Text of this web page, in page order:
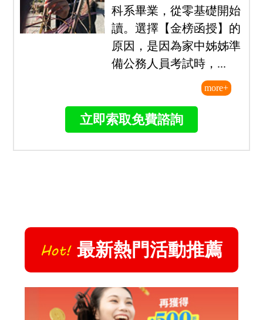
科系畢業，從零基礎開始
讀。選擇【金榜函授】的
原因，是因為家中姊姊準
備公務人員考試時，...
more+
立即索取免費諮詢
最新熱門活動推薦